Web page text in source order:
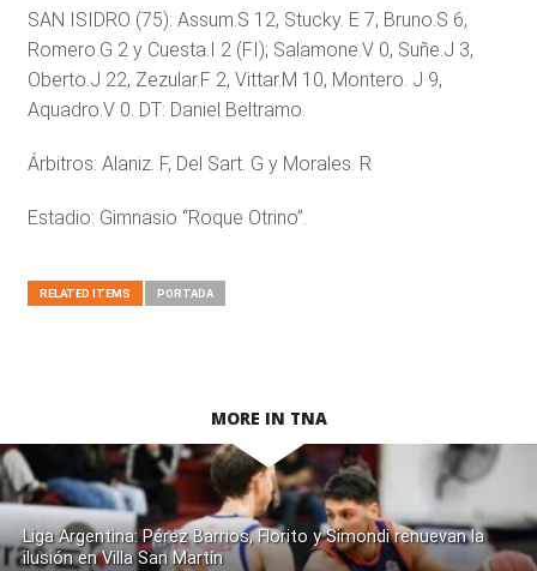
SAN ISIDRO (75): Assum.S 12, Stucky. E 7, Bruno.S 6,
Romero.G 2 y Cuesta.I 2 (FI); Salamone.V 0, Suñe.J 3,
Oberto.J 22, Zezular.F 2, Vittar.M 10, Montero. J 9,
Aquadro.V 0. DT: Daniel Beltramo.
Árbitros: Alaniz. F, Del Sart. G y Morales. R
Estadio: Gimnasio “Roque Otrino”.
RELATED ITEMS PORTADA
MORE IN TNA
Liga Argentina: Pérez Barrios, Florito y Simondi renuevan la
ilusión en Villa San Martín